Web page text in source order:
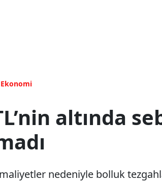
Ekonomi
altında
nedeniyle bolluk